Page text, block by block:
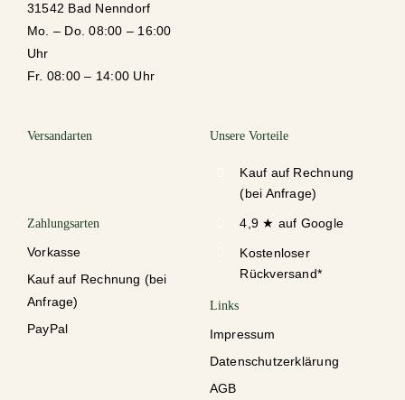
31542 Bad Nenndorf
Mo. – Do. 08:00 – 16:00
Uhr
Fr. 08:00 – 14:00 Uhr
Versandarten
Zahlungsarten
Vorkasse
Kauf auf Rechnung (bei
Anfrage)
PayPal
Unsere Vorteile
Kauf auf Rechnung
(bei Anfrage)
4,9 ★ auf Google
Kostenloser
Rückversand*
Links
Impressum
Datenschutzerklärung
AGB